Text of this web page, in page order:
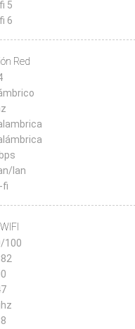
5
6
Red
lan
fi
100